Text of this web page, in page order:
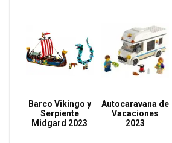
Barco Vikingo y
Serpiente
Midgard 2023
Autocaravana de
Vacaciones
2023